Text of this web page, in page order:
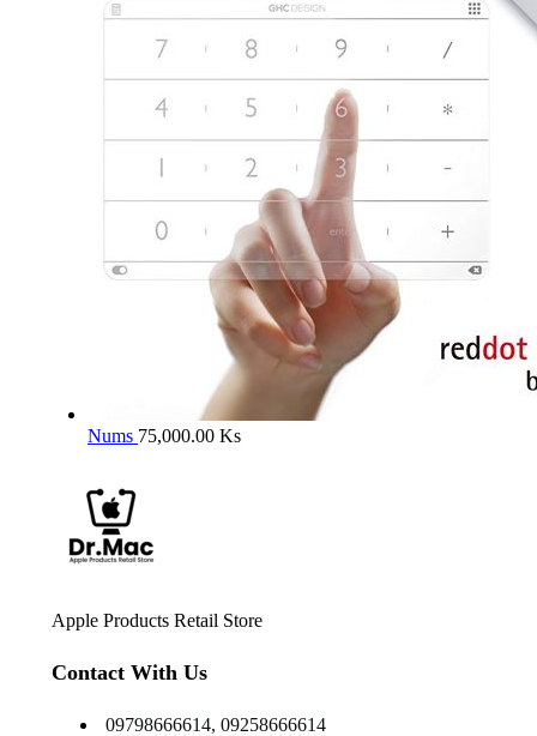
Nums 75,000.00 Ks
Apple Products Retail Store
Contact With Us
09798666614, 09258666614